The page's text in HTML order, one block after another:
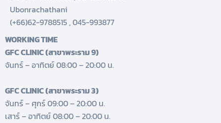
Ubonrachathani
(+66)62-9788515,045-993877
WORKING TIME
GFC CLINIC (สาขาพระราม 9)
จันทร์ – อาทิตย์ 08:00 – 20:00 น.
GFC CLINIC (สาขาพระราม 3)
จันทร์ – ศุกร์ 09:00 – 20:00 น.
เสาร์ – อาทิตย์ 08:00 – 20:00 น.